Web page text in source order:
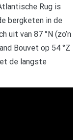
Rug is
bergketen in de
uit van 87 °N (zo’n
Bouvet op 54 °Z
de langste